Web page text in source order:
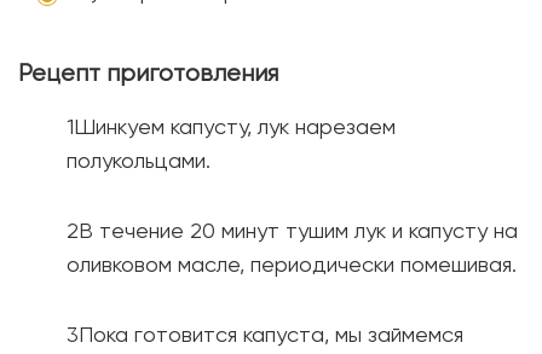
Рецепт приготовления
Шинкуем капусту, лук нарезаем
полукольцами.
В течение 20 минут тушим лук и капусту на
оливковом масле, периодически помешивая.
Пока готовится капуста, мы займемся